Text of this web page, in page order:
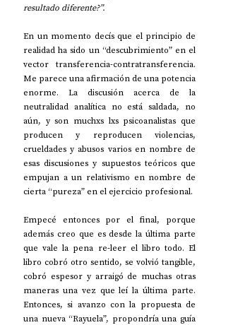
resultado diferente?”.
En un momento decís que el principio de
realidad ha sido un “descubrimiento” en el
vector transferencia-contratransferencia.
Me parece una afirmación de una potencia
enorme. La discusión acerca de la
neutralidad analítica no está saldada, no
aún, y son muchxs lxs psicoanalistas que
producen y reproducen violencias,
crueldades y abusos varios en nombre de
esas discusiones y supuestos teóricos que
empujan a un relativismo en nombre de
cierta “pureza” en el ejercicio profesional.
Empecé entonces por el final, porque
además creo que es desde la última parte
que vale la pena re-leer el libro todo. El
libro cobró otro sentido, se volvió tangible,
cobró espesor y arraigó de muchas otras
maneras una vez que leí la última parte.
Entonces, si avanzo con la propuesta de
una nueva “Rayuela”, propondría una guía